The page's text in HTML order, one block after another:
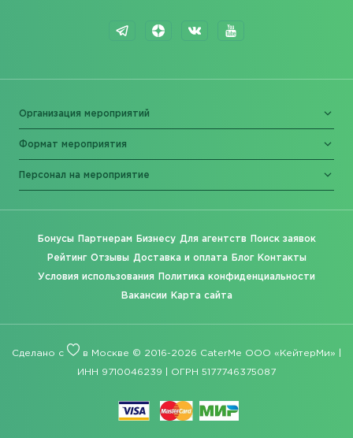
Организация мероприятий
Формат мероприятия
Персонал на мероприятие
Бонусы Партнерам Бизнесу Для агентств Поиск заявок
Рейтинг Отзывы Доставка и оплата Блог Контакты
Условия использования Политика конфиденциальности
Вакансии Карта сайта
Сделано с в Москве © 2016-2026 CaterMe ООО «КейтерМи» |
ИНН 9710046239 | ОГРН 5177746375087